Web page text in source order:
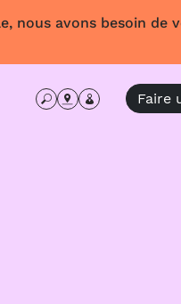
nous avons besoin de
Faire